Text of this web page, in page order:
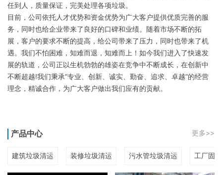
任到人，质量保证，完美处理各项垃圾。
目前，公司依托人才优势和资金优势为广大客户提供优质完善的服
务，同时也给企业带来了良好的口碑和业绩。随着市场不断的拓
展，客户的要求不断的提高，给公司带来了压力，同时也带来了机
遇。我们不怕困难，知难而退，知难而上！如今我们进入了快速发
展的轨道，公司正以生机勃勃的雄姿在竞争中不断成长，在创新中
不断超越!我们秉承“专业、创新、诚实、勤奋、追求、卓越”的经营
理念，精诚合作，为广大客户做出我们应有的贡献。
产品中心 更多>>
建筑垃圾清运 装修垃圾清运 污水管垃圾清运 工厂固